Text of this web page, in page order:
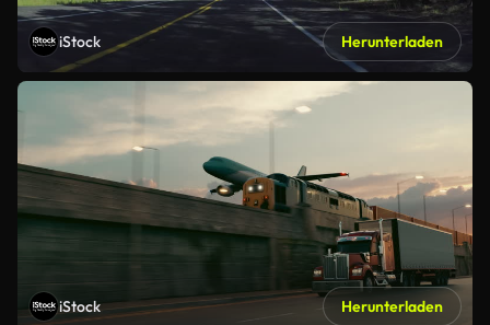
iStock Herunterladen
iStock Herunterladen